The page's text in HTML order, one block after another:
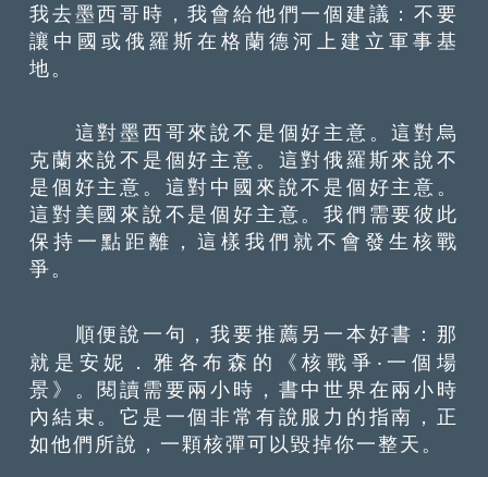
我去墨西哥時，我會給他們一個建議：不要
讓中國或俄羅斯在格蘭德河上建立軍事基
地。
這對墨西哥來說不是個好主意。這對烏
克蘭來說不是個好主意。這對俄羅斯來說不
是個好主意。這對中國來說不是個好主意。
這對美國來說不是個好主意。我們需要彼此
保持一點距離，這樣我們就不會發生核戰
爭。
順便說一句，我要推薦另一本好書：那
就是安妮．雅各布森的《核戰爭‧一個場
景》。閱讀需要兩小時，書中世界在兩小時
內結束。它是一個非常有說服力的指南，正
如他們所說，一顆核彈可以毀掉你一整天。